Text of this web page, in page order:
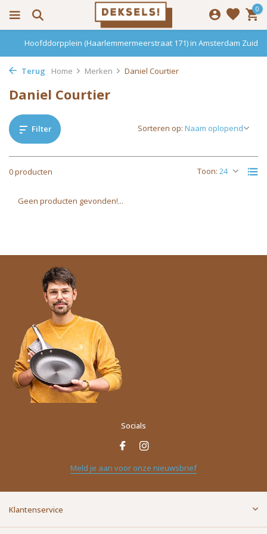
0
Hoofddorpplein (Haarlemmermeerstraat 171) in Amsterdam Zuid
Terug Home Merken Daniel Courtier
Daniel Courtier
Filter
0 producten Toon:
Sorteren op:
Geen producten gevonden!...
Socials
Meld je aan voor onze nieuwsbrief
Klantenservice